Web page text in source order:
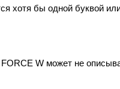
хотя бы одной буквой
W может не